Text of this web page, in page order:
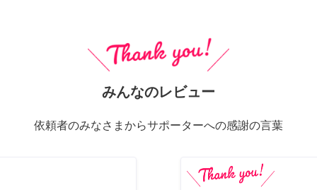
みんなのレビュー
依頼者のみなさまからサポーターへの感謝の言葉